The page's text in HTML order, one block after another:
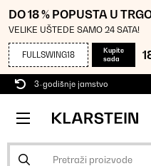
DO 18 % POPUSTA U
VELIKE UŠTEDE SAMO 24 SATA!
FULLSWING18
Kupite
sada
3-godišnje jamstvo